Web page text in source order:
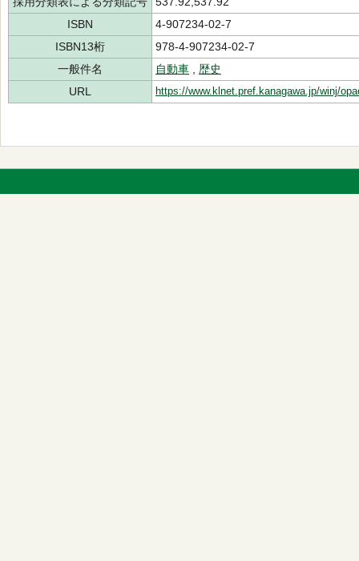
ISBN
4-907234-02-7
ISBN13桁
978-4-907234-02-7
一般件名
自動車
歴史
URL
https://www.klnet.pref.kanagawa.jp/winj/